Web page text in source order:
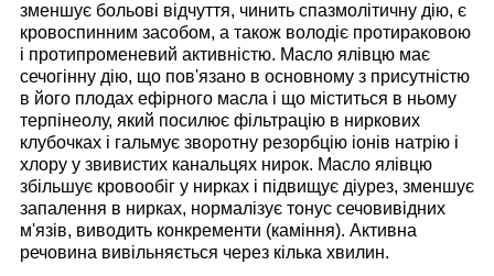
зменшує больові відчуття, чинить спазмолітичну дію, є
кровоспинним засобом, а також володіє протираковою
і протипроменевий активністю. Масло ялівцю має
сечогінну дію, що пов'язано в основному з присутністю
в його плодах ефірного масла і що міститься в ньому
терпінеолу, який посилює фільтрацію в ниркових
клубочках і гальмує зворотну резорбцію іонів натрію і
хлору у звивистих канальцях нирок. Масло ялівцю
збільшує кровообіг у нирках і підвищує діурез, зменшує
запалення в нирках, нормалізує тонус сечовивідних
м'язів, виводить конкременти (каміння). Активна
речовина вивільняється через кілька хвилин.